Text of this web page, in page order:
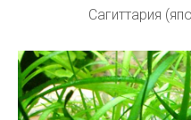
Сагиттария